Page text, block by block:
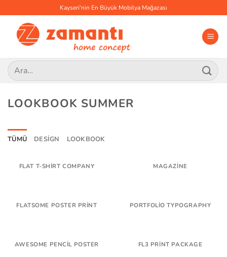
atla
Kayseri'nin En Büyük Mobilya Mağazası
Ara:
LOOKBOOK SUMMER
TÜMÜ DESIGN LOOKBOOK
FLAT T-SHIRT COMPANY MAGAZINE
FLATSOME POSTER PRINT PORTFOLIO TYPOGRAPHY
AWESOME PENCIL POSTER FL3 PRINT PACKAGE